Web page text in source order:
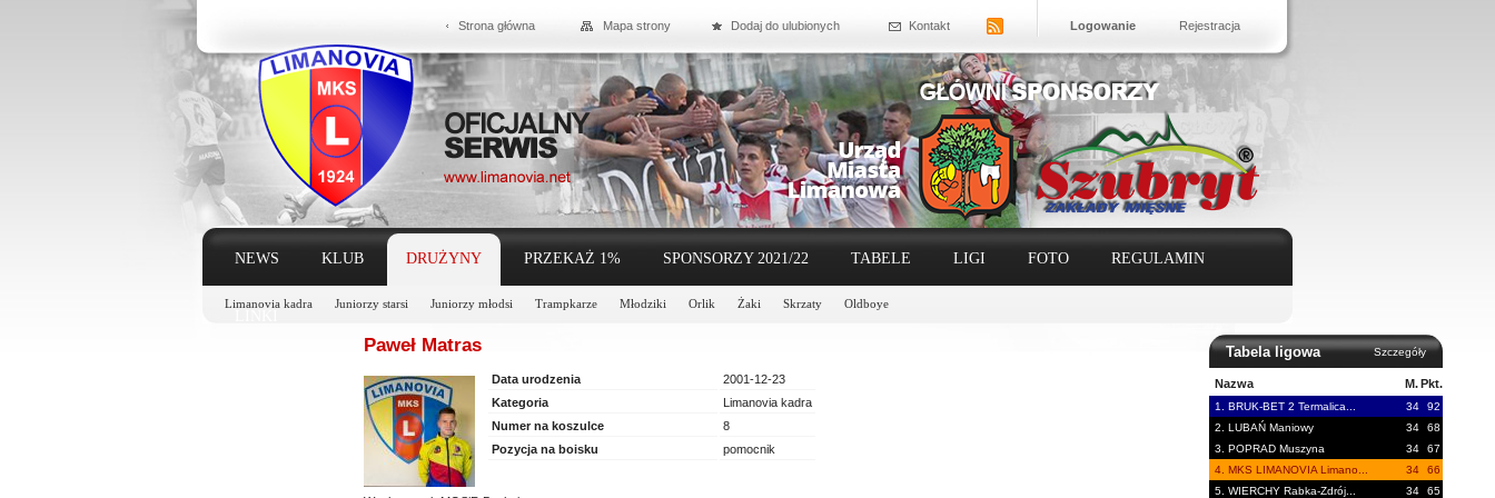
Strona główna Mapa strony Dodaj do ulubionych Kontakt Logowanie Rejestracja
NEWS KLUB DRUŻYNY
Limanovia kadra Juniorzy starsi Juniorzy młodsi Trampkarze Młodziki Orlik Żaki Skrzaty Oldboye
PRZEKAŻ 1% SPONSORZY 2021/22 TABELE LIGI FOTO REGULAMIN
Tabela ligowa Szczegóły
Nazwa M. Pkt.
1. BRUK-BET 2 Termalica... 34
92
2. LUBAŃ Maniowy
34
68
3. POPRAD Muszyna
34
67
4. MKS LIMANOVIA Limano...
34
66
5. WIERCHY Rabka-Zdrój...
34
65
Paweł Matras
Data urodzenia
2001-12-23
Kategoria
Limanovia kadra
Numer na koszulce
8
Pozycja na boisku
pomocnik